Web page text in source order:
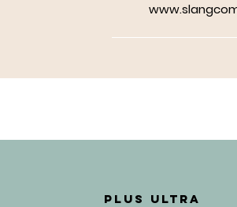
PLUS ULTRA